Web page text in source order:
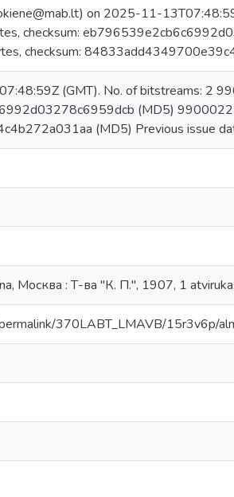
on 2025-11-
checksum:
checksum:
(GMT). No. of bitstreams: 2
(MD5)
(MD5) Previous issue
Москва : Т-ва "К. П.", 1907, 1
permalink/370LABT_LMAVB/